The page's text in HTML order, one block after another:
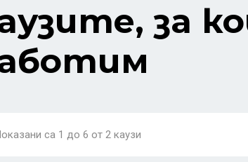
за
са 1 дo 6 от 2 каузи